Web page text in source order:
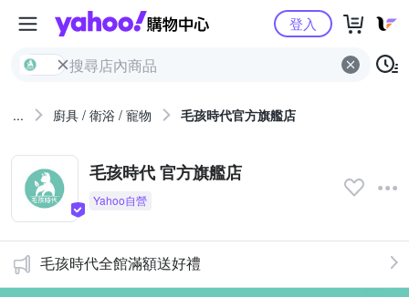
Yahoo購物中心
登入
... 廚具 / 衛浴 / 寵物 毛孩時代官方旗艦店
毛孩時代 官方旗艦店
毛孩時代全館滿額送好禮